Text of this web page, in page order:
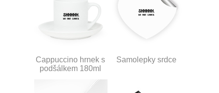
Cappuccino hrnek s
podšálkem 180ml
Samolepky srdce